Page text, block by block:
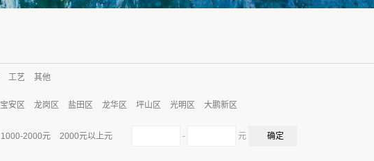
工艺 其他
宝安区 龙岗区 盐田区 龙华区 坪山区 光明区 大鹏新区
1000-2000元 2000元以上元 - 元